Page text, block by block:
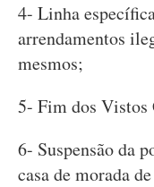
4- Linha
arrendamentos
mesmos;
5- Fim dos Vistos
6- Suspensão da
casa de morada